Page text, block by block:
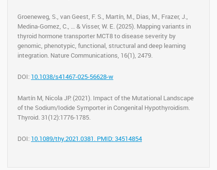
Groeneweg, S., van Geest, F. S., Martín, M., Dias, M., Frazer, J.,
Medina-Gomez, C., … & Visser, W. E. (2025). Mapping variants in
thyroid hormone transporter MCT8 to disease severity by
genomic, phenotypic, functional, structural and deep learning
integration. Nature Communications, 16(1), 2479.
DOI: 10.1038/s41467-025-56628-w
Martín M, Nicola JP. (2021). Impact of the Mutational Landscape
of the Sodium/Iodide Symporter in Congenital Hypothyroidism.
Thyroid. 31(12):1776-1785.
DOI: 10.1089/thy.2021.0381. PMID: 34514854